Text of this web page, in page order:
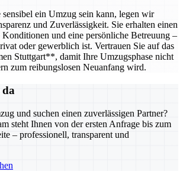
ein Umzug sein kann, legen wir
und Zuverlässigkeit. Sie erhalten einen
und eine persönliche Betreuung –
oder gewerblich ist. Vertrauen Sie auf das
Stuttgart**, damit Ihre Umzugsphase nicht
zum reibungslosen Neuanfang wird.
und suchen einen zuverlässigen Partner?
steht Ihnen von der ersten Anfrage bis zum
– professionell, transparent und